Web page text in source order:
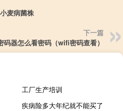
麦病菌株
下一篇
器怎么看密码（wifi密码查看）
工厂生产培训
疾病险多大年纪就不能买了